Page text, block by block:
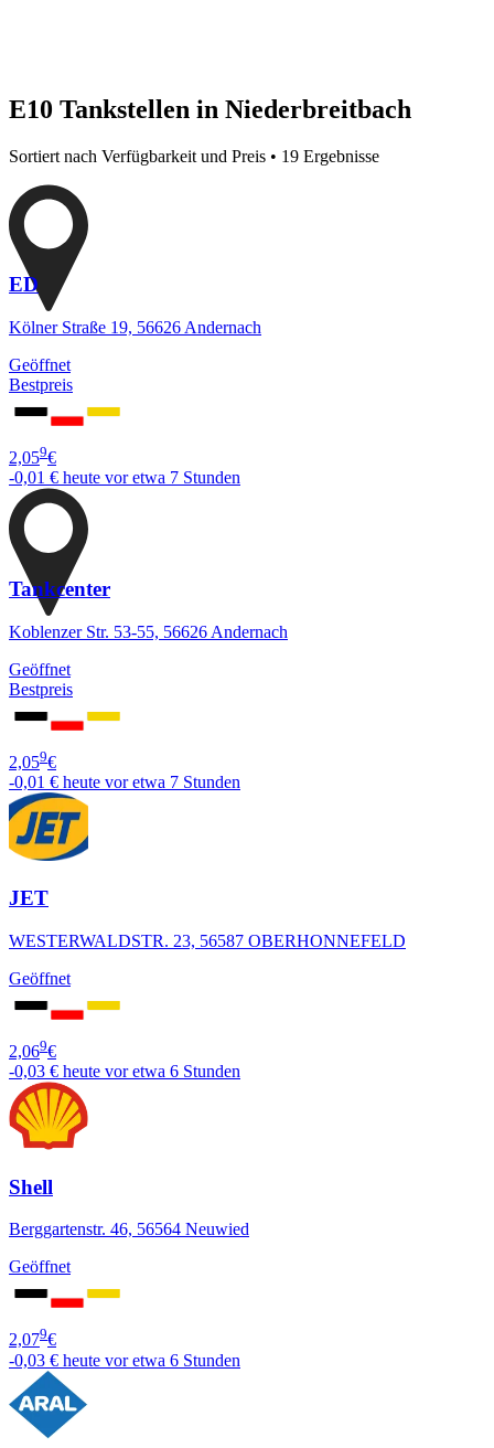
E10 Tankstellen in Niederbreitbach
Sortiert nach Verfügbarkeit und Preis • 19 Ergebnisse
ED
Kölner Straße 19, 56626 Andernach
Geöffnet
Bestpreis
2,059€
-0,01 € heute vor etwa 7 Stunden
Tankcenter
Koblenzer Str. 53-55, 56626 Andernach
Geöffnet
Bestpreis
2,059€
-0,01 € heute vor etwa 7 Stunden
JET
WESTERWALDSTR. 23, 56587 OBERHONNEFELD
Geöffnet
2,069€
-0,03 € heute vor etwa 6 Stunden
Shell
Berggartenstr. 46, 56564 Neuwied
Geöffnet
2,079€
-0,03 € heute vor etwa 6 Stunden